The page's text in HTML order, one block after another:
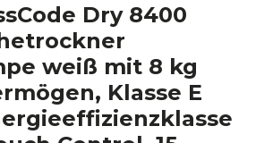
Dry 8400
weiß mit 8 kg
Klasse E